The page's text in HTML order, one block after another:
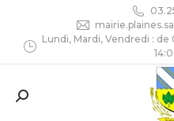
Lundi, Mardi, Vendredi : de
Recherche